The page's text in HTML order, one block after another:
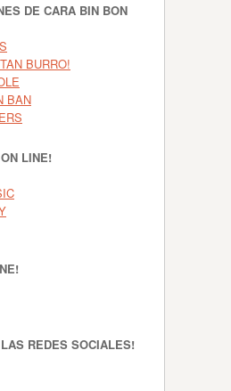
DE CARA BIN BON
BURRO!
BAN
LINE!
REDES SOCIALES!